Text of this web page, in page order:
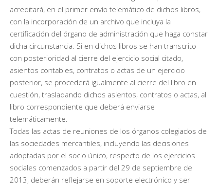
acreditará, en el primer envío telemático de dichos libros,
con la incorporación de un archivo que incluya la
certificación del órgano de administración que haga constar
dicha circunstancia. Si en dichos libros se han transcrito
con posterioridad al cierre del ejercicio social citado,
asientos contables, contratos o actas de un ejercicio
posterior, se procederá igualmente al cierre del libro en
cuestión, trasladando dichos asientos, contratos o actas, al
libro correspondiente que deberá enviarse
telemáticamente.
Todas las actas de reuniones de los órganos colegiados de
las sociedades mercantiles, incluyendo las decisiones
adoptadas por el socio único, respecto de los ejercicios
sociales comenzados a partir del 29 de septiembre de
2013, deberán reflejarse en soporte electrónico y ser